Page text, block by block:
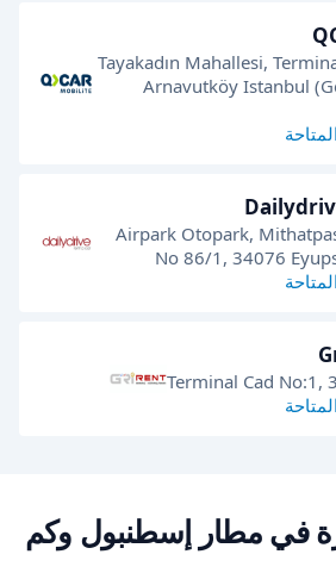
Tayakadın Mahallesi,
Arnavutköy Istanbul
Airpark Otopark,
No 86/1, 34076
Terminal Cad No:1,
في مطار إسطنبول وكم